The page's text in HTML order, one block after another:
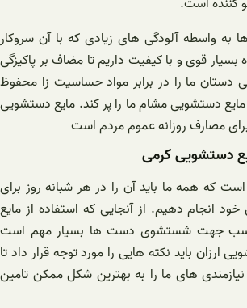
کننده است.
به واسطه آلودگی های زیادی که با آن سروکار
بسیار قوی و با کیفیت داریم تا مضاف بر پاکیزگی
ما را در برابر مواد حساسیت زا محفوظ
دستشویی مشام ما را پر کند. مایع دستشویی
مصارف روزانه عموم مردم است
دستشویی کرمی
که همه ما باید آن را در هر شبانه روز برای
انجام دهیم. از آنجایی که استفاده از مایع
جهت شستشوی دست ها بسیار مهم است
ارزان باید نکته ‌هایی را مورد توجه قرار داد تا
های ما را به بهترین شکل ممکن تامین